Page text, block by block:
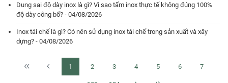
Dung sai độ dày inox là gì? Vì sao tấm inox thực tế không đúng 100%
độ dày công bố? - 04/08/2026
Inox tái chế là gì? Có nên sử dụng inox tái chế trong sản xuất và xây
dựng? - 04/08/2026
1 2 3 4 5 6 7